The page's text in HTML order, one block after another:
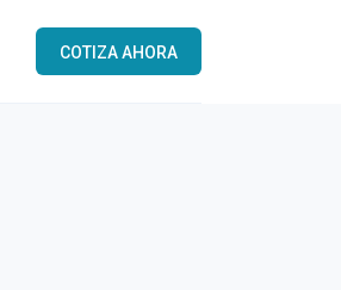
COTIZA AHORA